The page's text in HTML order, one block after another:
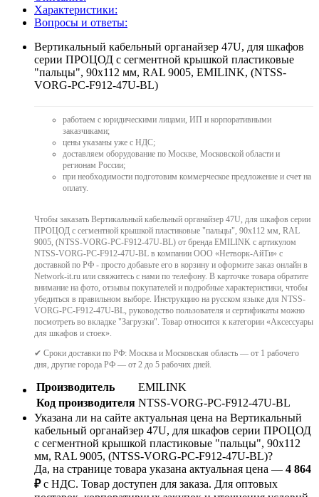
Характеристики:
Вопросы и ответы:
Вертикальный кабельный органайзер 47U, для шкафов
серии ПРОЦОД с сегментной крышкой пластиковые
"пальцы", 90x112 мм, RAL 9005, EMILINK, (NTSS-
VORG-PC-F912-47U-BL)
работаем с юридическими лицами, ИП и корпоративными
заказчиками;
цены указаны уже с НДС;
доставляем оборудование по Москве, Московской области и
регионам России;
при необходимости подготовим коммерческое предложение и счет на
оплату.
Чтобы заказать Вертикальный кабельный органайзер 47U, для шкафов серии
ПРОЦОД с сегментной крышкой пластиковые "пальцы", 90x112 мм, RAL
9005, (NTSS-VORG-PC-F912-47U-BL) от бренда EMILINK с артикулом
NTSS-VORG-PC-F912-47U-BL в компании ООО «Нетворк-АйТи» с
доставкой по РФ - просто добавьте его в корзину и оформите заказ онлайн в
Network-it.ru или свяжитесь с нами по телефону. В карточке товара обратите
внимание на фото, отзывы покупателей и подробные характеристики, чтобы
убедиться в правильном выборе. Инструкцию на русском языке для NTSS-
VORG-PC-F912-47U-BL, руководство пользователя и сертификаты можно
посмотреть во вкладке "Загрузки". Товар относится к категории «Аксессуары
для шкафов и стоек».
✔ Сроки доставки по РФ: Москва и Московская область — от 1 рабочего
дня, другие города РФ — от 2 до 5 рабочих дней.
Производитель
EMILINK
Код производителя NTSS-VORG-PC-F912-47U-BL
Указана ли на сайте актуальная цена на Вертикальный
кабельный органайзер 47U, для шкафов серии ПРОЦОД
с сегментной крышкой пластиковые "пальцы", 90x112
мм, RAL 9005, (NTSS-VORG-PC-F912-47U-BL)?
Да, на странице товара указана актуальная цена — 4 864
₽с НДС. Товар доступен для заказа. Для оптовых